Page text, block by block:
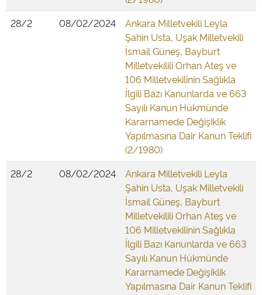
28/2
08/02/2024
Ankara Milletvekili Leyla
Şahin Usta, Uşak Milletvekili
İsmail Güneş, Bayburt
Milletvekilili Orhan Ateş ve
106 Milletvekilinin Sağlıkla
İlgili Bazı Kanunlarda ve 663
Sayılı Kanun Hükmünde
Kararnamede Değişiklik
Yapılmasına Dair Kanun Teklifi
(2/1980)
28/2
08/02/2024
Ankara Milletvekili Leyla
Şahin Usta, Uşak Milletvekili
İsmail Güneş, Bayburt
Milletvekilili Orhan Ateş ve
106 Milletvekilinin Sağlıkla
İlgili Bazı Kanunlarda ve 663
Sayılı Kanun Hükmünde
Kararnamede Değişiklik
Yapılmasına Dair Kanun Teklifi